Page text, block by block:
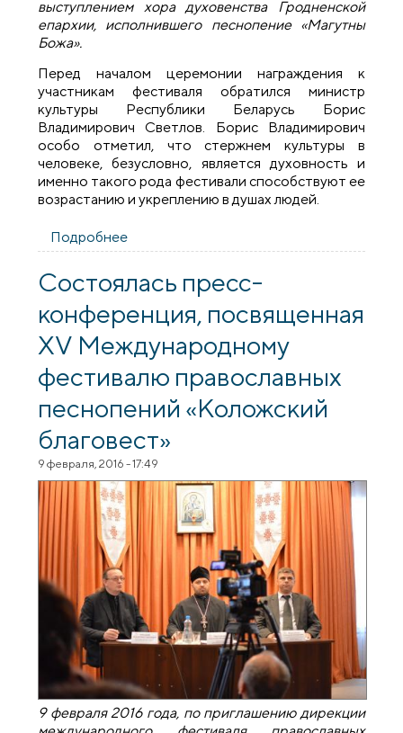
выступлением хора духовенства Гродненской
епархии, исполнившего песнопение «Магутны
Божа».
Перед началом церемонии награждения к
участникам фестиваля обратился министр
культуры Республики Беларусь Борис
Владимирович Светлов. Борис Владимирович
особо отметил, что стержнем культуры в
человеке, безусловно, является духовность и
именно такого рода фестивали способствуют ее
возрастанию и укреплению в душах людей.
Подробнее
Международного фестиваля
Благовест» стал хор «Алетея» из
Румынии
Состоялась пресс-
конференция, посвященная
XV Международному
фестивалю православных
песнопений «Коложский
благовест»
9 февраля, 2016 - 17:49
9 февраля 2016 года, по приглашению дирекции